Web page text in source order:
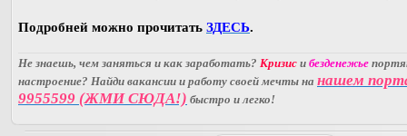
Подробней можно прочитать ЗДЕСЬ.
Не знаешь, чем заняться и как заработать? Кризис и безденежье
настроение? Найди вакансии и работу своей мечты на нашем
9955599 (ЖМИ СЮДА!) быстро и легко!